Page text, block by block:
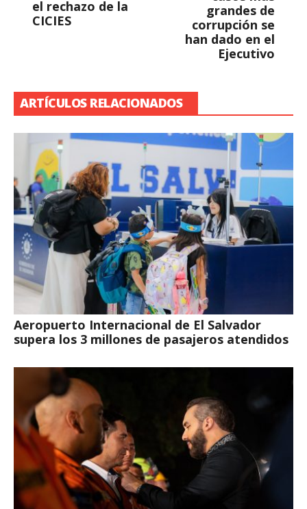
el rechazo de la
CICIES
grandes de
corrupción se
han dado en el
Ejecutivo
ARTÍCULOS RELACIONADOS
Aeropuerto Internacional de El Salvador
supera los 3 millones de pasajeros atendidos